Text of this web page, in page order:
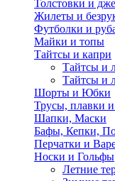
Толстовки и
Жилеты и
Футболки и
Майки и топы
Тайтсы и капри
Тайтсы и
Тайтсы и
Шорты и Юбки
Трусы, плавки
Шапки, Маски
Бафы, Кепки,
Перчатки и
Носки и Гольфы
Летние